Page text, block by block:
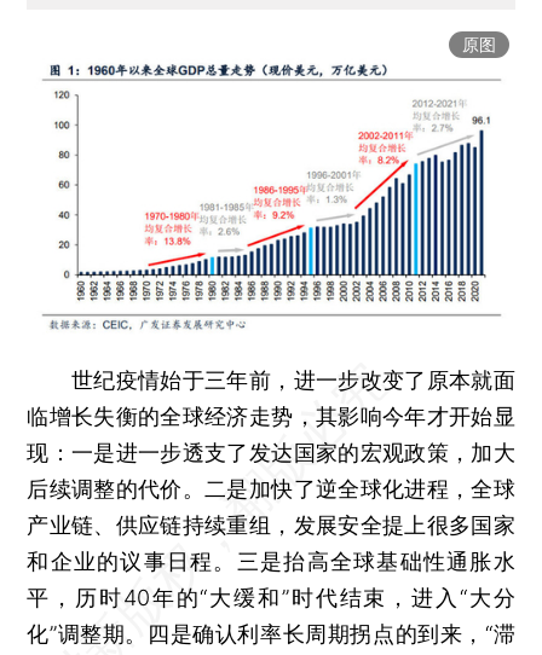
原图
世纪疫情始于三年前，进一步改变了原本就面
临增长失衡的全球经济走势，其影响今年才开始显
现：一是进一步透支了发达国家的宏观政策，加大
后续调整的代价。二是加快了逆全球化进程，全球
产业链、供应链持续重组，发展安全提上很多国家
和企业的议事日程。三是抬高全球基础性通胀水
平，历时40年的“大缓和”时代结束，进入“大分
化”调整期。四是确认利率长周期拐点的到来，“滞